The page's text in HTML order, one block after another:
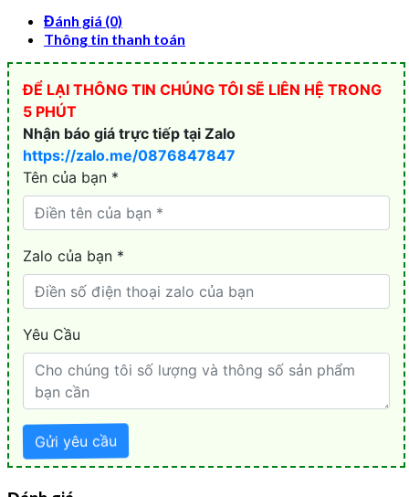
Đánh giá (0)
Thông tin thanh toán